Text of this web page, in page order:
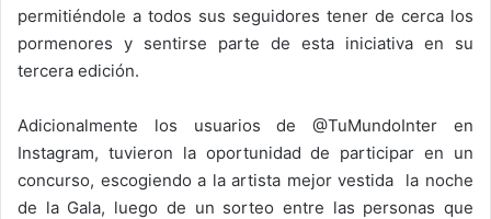
permitiéndole a todos sus seguidores tener de cerca los
pormenores y sentirse parte de esta iniciativa en su
tercera edición.
Adicionalmente los usuarios de @TuMundoInter en
Instagram, tuvieron la oportunidad de participar en un
concurso, escogiendo a la artista mejor vestida la noche
de la Gala, luego de un sorteo entre las personas que